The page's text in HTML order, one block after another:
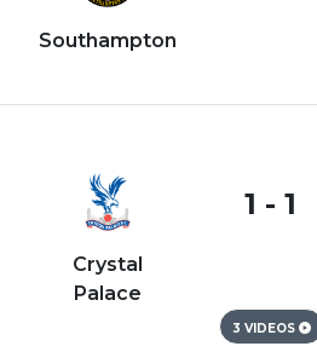
Southampton
Crystal
Palace
1 - 1
3 VIDEOS